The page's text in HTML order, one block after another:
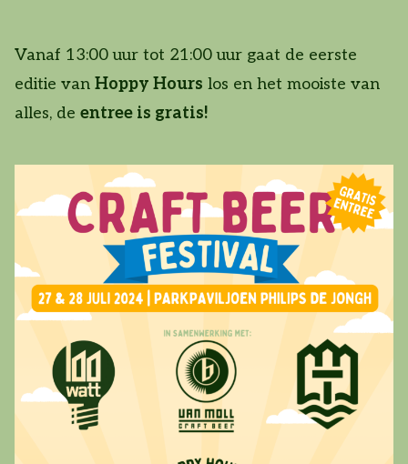
Vanaf 13:00 uur tot 21:00 uur gaat de eerste
editie van Hoppy Hours los en het mooiste van
alles, de entree is gratis!